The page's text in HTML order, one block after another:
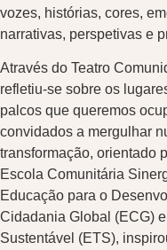
vozes, histórias, cores,
narrativas, perspetivas e
Através do Teatro
refletiu-se sobre os
palcos que queremos
convidados a mergulhar
transformação, orientado
Escola Comunitária
Educação para o
Cidadania Global (ECG)
Sustentável (ETS),